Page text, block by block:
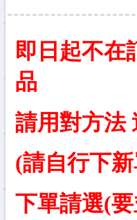
即日起不在
品
請用對方法
(請自行下
下單請選(